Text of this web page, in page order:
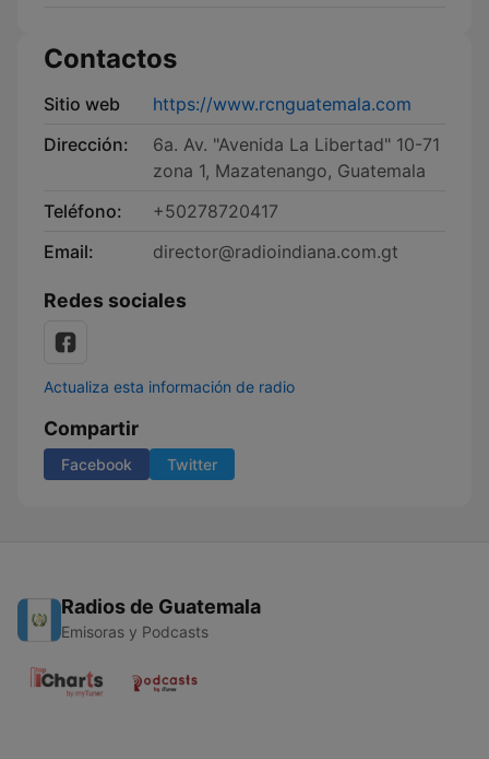
Contactos
Sitio web
https://www.rcnguatemala.com
Dirección:
6a. Av. "Avenida La Libertad" 10-71
zona 1, Mazatenango, Guatemala
Teléfono:
+50278720417
Email:
director@radioindiana.com.gt
Redes sociales
Actualiza esta información de radio
Compartir
Facebook Twitter
Radios de Guatemala
Emisoras y Podcasts